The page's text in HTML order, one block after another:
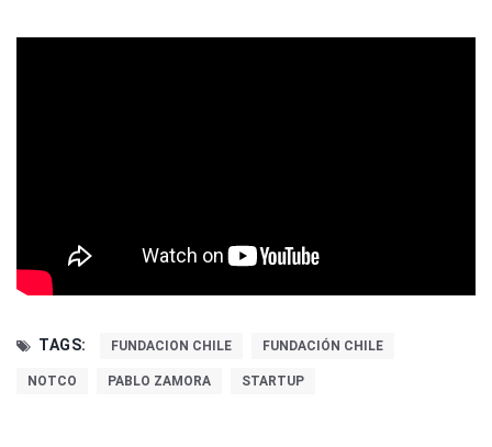
TAGS: FUNDACION CHILE FUNDACIÓN CHILE
NOTCO PABLO ZAMORA STARTUP